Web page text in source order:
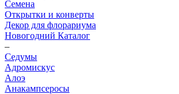
Семена
Открытки и конверты
Декор для флорариума
Новогодний Каталог
–
Седумы
Адромискус
Алоэ
Анакампсеросы